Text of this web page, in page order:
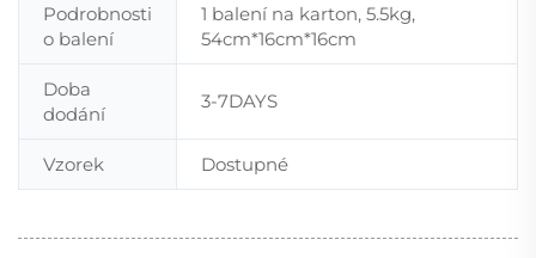
Podrobnosti
o balení
1 balení na karton, 5.5kg,
54cm*16cm*16cm
Doba
dodání
3-7DAYS
Vzorek Dostupné